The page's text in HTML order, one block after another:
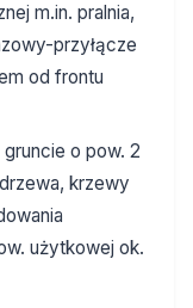
m.in. pralnia,
przyłącze
od frontu
gruncie o pow. 2
krzewy
użytkowej ok.